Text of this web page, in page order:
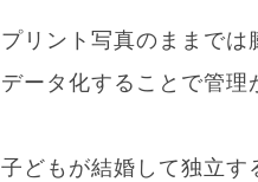
プリント写真のままでは
データ化することで管理
子どもが結婚して独立す